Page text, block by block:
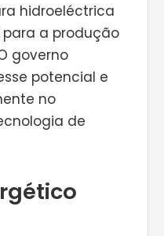
hidroeléctrica
a produção
governo
potencial e
no
de